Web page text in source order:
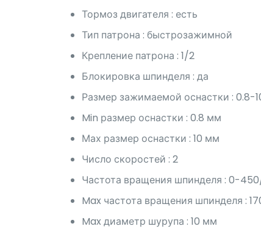
Тормоз двигателя : есть
Тип патрона : быстрозажимной
Крепление патрона : 1/2
Блокировка шпинделя : да
Размер зажимаемой оснастки : 0.8-
Min размер оснастки : 0.8 мм
Мах размер оснастки : 10 мм
Число скоростей : 2
Частота вращения шпинделя : 0-
Max частота вращения шпинделя :
Max диаметр шурупа : 10 мм